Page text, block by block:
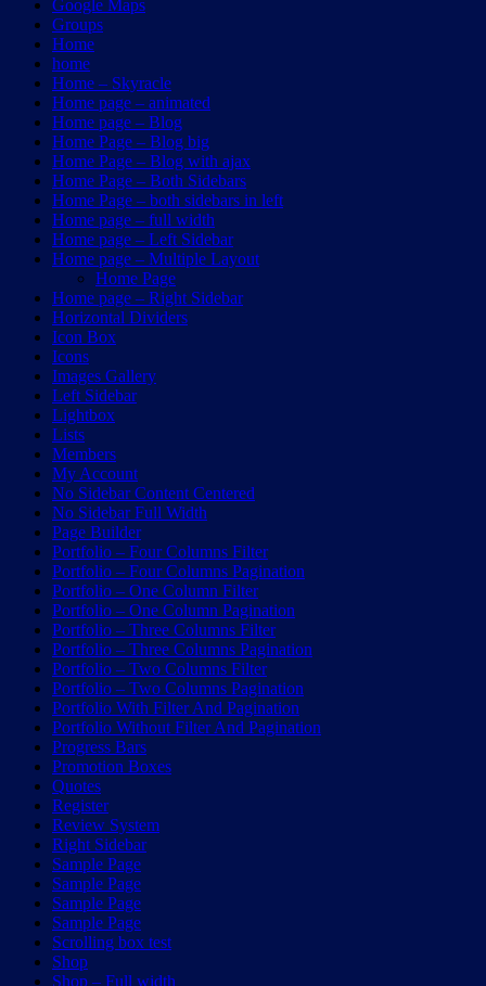
Google Maps
Groups
Home
home
Home – Skyracle
Home page – animated
Home page – Blog
Home Page – Blog big
Home Page – Blog with ajax
Home Page – Both Sidebars
Home Page – both sidebars in left
Home page – full width
Home page – Left Sidebar
Home page – Multiple Layout
Home Page
Home page – Right Sidebar
Horizontal Dividers
Icon Box
Icons
Images Gallery
Left Sidebar
Lightbox
Lists
Members
My Account
No Sidebar Content Centered
No Sidebar Full Width
Page Builder
Portfolio – Four Columns Filter
Portfolio – Four Columns Pagination
Portfolio – One Column Filter
Portfolio – One Column Pagination
Portfolio – Three Columns Filter
Portfolio – Three Columns Pagination
Portfolio – Two Columns Filter
Portfolio – Two Columns Pagination
Portfolio With Filter And Pagination
Portfolio Without Filter And Pagination
Progress Bars
Promotion Boxes
Quotes
Register
Review System
Right Sidebar
Sample Page
Sample Page
Sample Page
Sample Page
Scrolling box test
Shop
Shop – Full width